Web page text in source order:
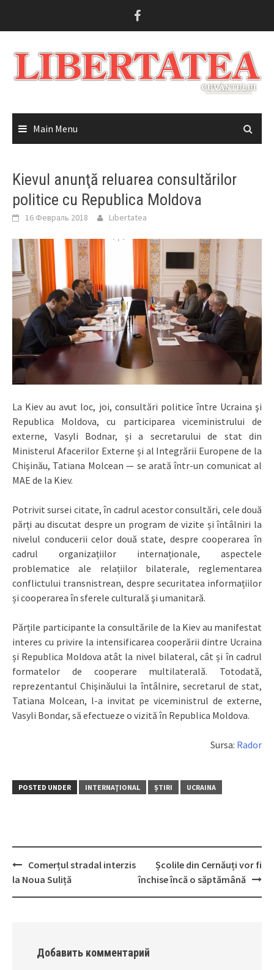
Main Menu
Kievul anunţă reluarea consultărilor
politice cu Republica Moldova
16 Февраль 2018 Libertatea
La Kiev au avut loc, joi, consultări politice între Ucraina şi
Republica Moldova, cu participarea viceministrului de
externe, Vasyli Bodnar, și a secretarului de stat din
Ministerul Afacerilor Externe și al Integrării Europene de la
Chişinău, Tatiana Molcean — se arată într-un comunicat al
MAE de la Kiev.
Potrivit sursei citate, în cadrul acestor consultări, cele două
părți au discutat despre un program de vizite și întâlniri la
nivelul conducerii celor două state, despre cooperarea în
cadrul organizațiilor internaționale, aspectele
problematice ale relațiilor bilaterale, reglementarea
conflictului transnistrean, despre securitatea informațiilor
și cooperarea în sferele culturală şi umanitară.
Părțile participante la consultările de la Kiev au manifestat
interes cu privire la intensificarea cooperării dintre Ucraina
și Republica Moldova atât la nivel bilateral, cât și în cadrul
formatelor de cooperare multilaterală. Totodată,
reprezentantul Chişinăului la întâlnire, secretarul de stat,
Tatiana Molcean, l-a invitat pe viceministrul de externe,
Vasyli Bondar, să efectueze o vizită în Republica Moldova.
Sursa: Rador
POSTED UNDER INTERNAŢIONAL ȘTIRI UCRAINA
Post
navigation
Comerțul stradal interzis
la Noua Suliță
Școlile din Cernăuți vor fi
închise încă o săptămână
Добавить комментарий